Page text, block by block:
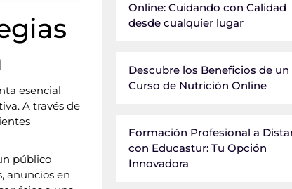
esencial
A través de
público
anuncios en
Online: Cuidando con Calidad
desde cualquier lugar
Descubre los Beneficios de un
Curso de Nutrición Online
Formación Profesional a
con Educastur: Tu Opción
Innovadora